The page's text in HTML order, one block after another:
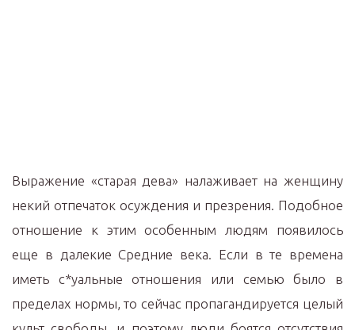
Выражение «старая дева» налаживает на женщину
некий отпечаток осуждения и презрения. Подобное
отношение к этим особенным людям появилось
еще в далекие Средние века. Если в те времена
иметь с*уальные отношения или семью было в
пределах нормы, то сейчас пропагандируется целый